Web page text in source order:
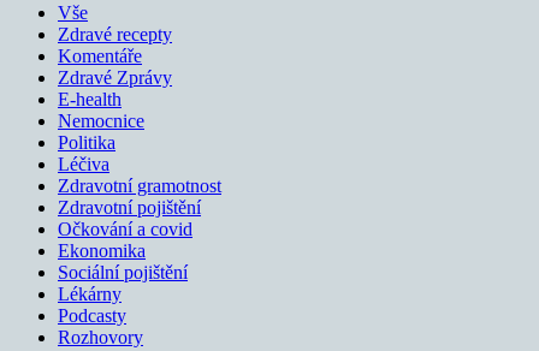
Vše
Zdravé recepty
Komentáře
Zdravé Zprávy
E-health
Nemocnice
Politika
Léčiva
Zdravotní gramotnost
Zdravotní pojištění
Očkování a covid
Ekonomika
Sociální pojištění
Lékárny
Podcasty
Rozhovory